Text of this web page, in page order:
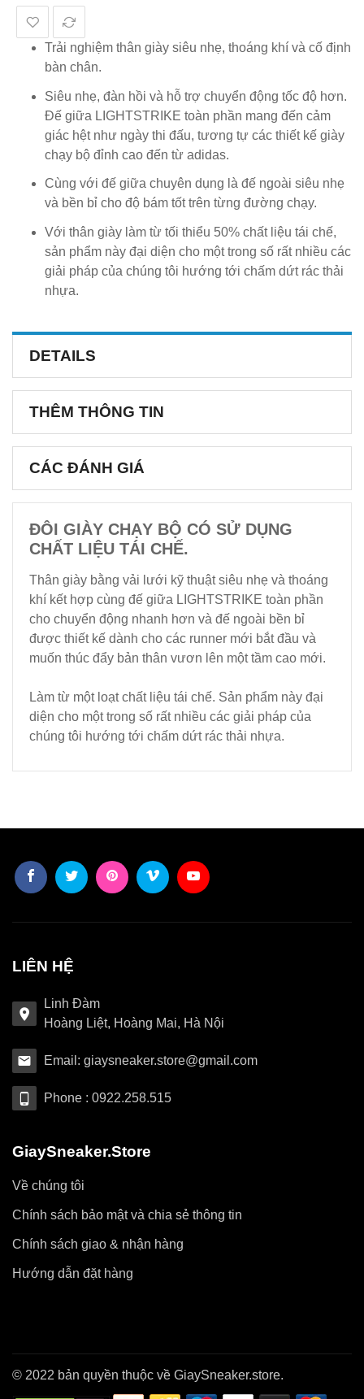
Trải nghiệm thân giày siêu nhẹ, thoáng khí và cố định
bàn chân.
Siêu nhẹ, đàn hồi và hỗ trợ chuyển động tốc độ hơn.
Đế giữa LIGHTSTRIKE toàn phần mang đến cảm
giác hệt như ngày thi đấu, tương tự các thiết kế giày
chạy bộ đỉnh cao đến từ adidas.
Cùng với đế giữa chuyên dụng là đế ngoài siêu nhẹ
và bền bỉ cho độ bám tốt trên từng đường chạy.
Với thân giày làm từ tối thiểu 50% chất liệu tái chế,
sản phẩm này đại diện cho một trong số rất nhiều các
giải pháp của chúng tôi hướng tới chấm dứt rác thải
nhựa.
DETAILS
THÊM THÔNG TIN
CÁC ĐÁNH GIÁ
ĐÔI GIÀY CHẠY BỘ CÓ SỬ DỤNG
CHẤT LIỆU TÁI CHẾ.
Thân giày bằng vải lưới kỹ thuật siêu nhẹ và thoáng
khí kết hợp cùng đế giữa LIGHTSTRIKE toàn phần
cho chuyển động nhanh hơn và đế ngoài bền bỉ
được thiết kế dành cho các runner mới bắt đầu và
muốn thúc đẩy bản thân vươn lên một tầm cao mới.
Làm từ một loạt chất liệu tái chế. Sản phẩm này đại
diện cho một trong số rất nhiều các giải pháp của
chúng tôi hướng tới chấm dứt rác thải nhựa.
LIÊN HỆ
Linh Đàm
Hoàng Liệt, Hoàng Mai, Hà Nội
Email: giaysneaker.store@gmail.com
Phone : 0922.258.515
GiaySneaker.Store
Về chúng tôi
Chính sách bảo mật và chia sẻ thông tin
Chính sách giao & nhận hàng
Hướng dẫn đặt hàng
© 2022 bản quyền thuộc về GiaySneaker.store.